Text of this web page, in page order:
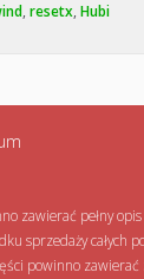
, resetx, Hubi
zawierać pełny
sprzedaży całych
powinno